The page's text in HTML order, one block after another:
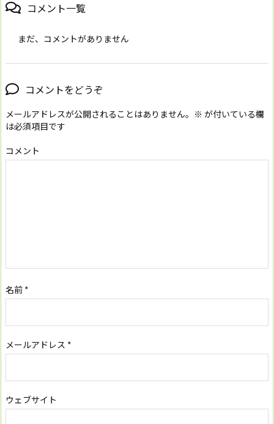
コメント一覧
まだ、コメントがありません
コメントをどうぞ
メールアドレスが公開されることはありません。 ※ が付いている欄
は必須項目です
コメント
名前 *
メールアドレス *
ウェブサイト